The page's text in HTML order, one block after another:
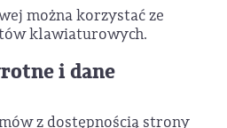
można korzystać ze
klawiaturowych.
i dane
z dostępnością strony